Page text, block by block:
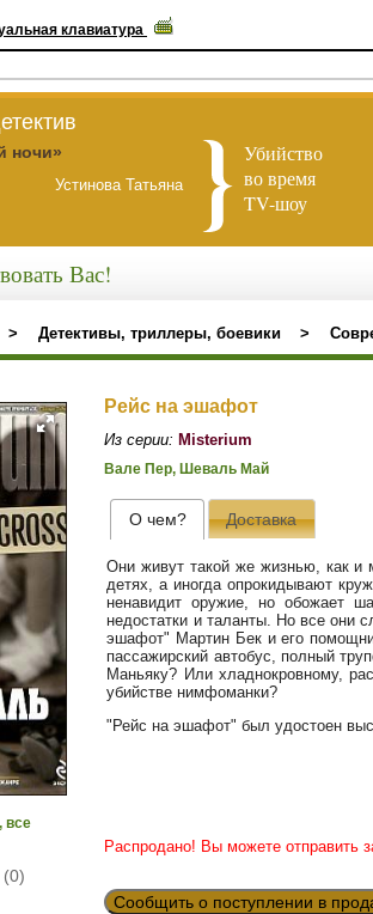
клавиатура
ночи»
Устинова Татьяна
Убийство
во время
TV-шоу
Вас!
> Детективы, триллеры, боевики >
все
(0)
Рейс на эшафот
Из серии: Misterium
Вале Пер, Шеваль Май
О чем? Доставка
Они живут такой же жизнью, как и
детях, а иногда опрокидывают
ненавидит оружие, но обожает
недостатки и таланты. Но все они
эшафот" Мартин Бек и его
пассажирский автобус, полный
Маньяку? Или хладнокровному,
убийстве нимфоманки?
"Рейс на эшафот" был удостоен
Распродано! Вы можете отправить
Сообщить о поступлении в